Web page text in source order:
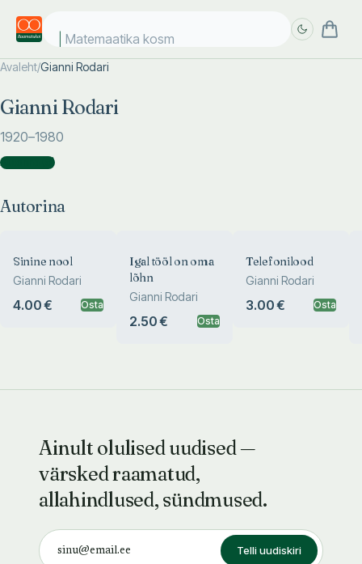
Matemaatika kosmo
Avaleht/Gianni Rodari
Gianni Rodari
1920–1980
Autorina )
Autorina
Sinine nool
Gianni Rodari
4.00 € Osta
Igal tööl on oma
lõhn
Gianni Rodari
2.50 € Osta
Telefonilood
Gianni Rodari
3.00 € Osta
Ainult olulised uudised —
värsked raamatud,
allahindlused, sündmused.
Telli uudiskiri